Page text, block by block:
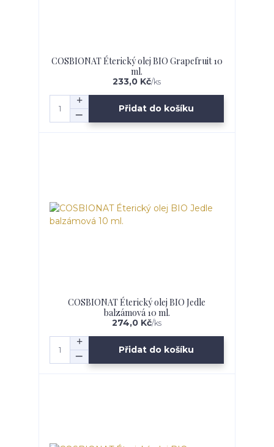
COSBIONAT Éterický olej BIO Grapefruit 10
ml.
233,0 Kč/ks
Přidat do košíku
COSBIONAT Éterický olej BIO Jedle
balzámová 10 ml.
274,0 Kč/ks
Přidat do košíku